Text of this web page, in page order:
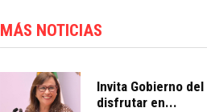
MÁS NOTICIAS
Invita Gobierno del
disfrutar en...